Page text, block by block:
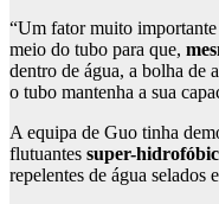
“Um fator muito
meio do tubo para que,
dentro de água, a bolha de
o tubo mantenha a sua
A equipa de Guo tinha
flutuantes super-
repelentes de água